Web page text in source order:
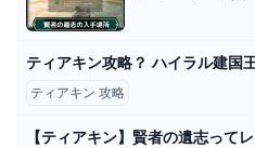
ティアキン 攻略